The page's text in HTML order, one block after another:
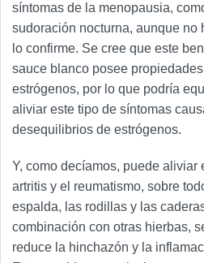
síntomas de la menopausia,
sudoración nocturna, aunque no
lo confirme. Se cree que este
sauce blanco posee
estrógenos, por lo que podría
aliviar este tipo de síntomas
desequilibrios de estrógenos.
Y, como decíamos, puede aliviar
artritis y el reumatismo, sobre
espalda, las rodillas y las
combinación con otras hierbas,
reduce la hinchazón y la